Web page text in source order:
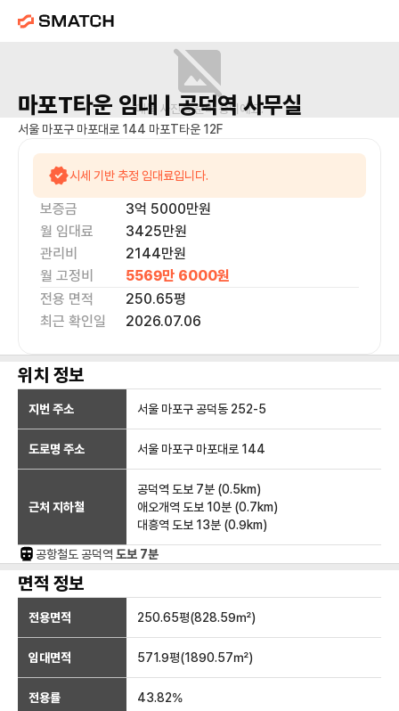
매물 사진을 준비 중이에요.
마포T타운 임대 | 공덕역사무실
서울 마포구 마포대로 144 마포T타운 12F
시세 기반 추정 임대료입니다.
보증금 3억 5000만원
월 임대료
3425만원
관리비
2144만원
월 고정비
5569만 6000원
전용 면적
250.65평
최근 확인일
2026.07.06
위치 정보
지번 주소 서울 마포구 공덕동 252-5
도로명 주소 서울 마포구 마포대로 144
근처 지하철
공덕역 도보 7분 (0.5km)
애오개역 도보 10분 (0.7km)
대흥역 도보 13분 (0.9km)
공항철도 공덕역 도보 7분
면적 정보
전용면적 250.65평(828.59㎡)
임대면적 571.9평(1890.57㎡)
전용률 43.82%